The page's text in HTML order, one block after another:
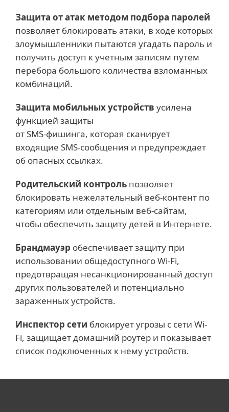
Защита от атак методом подбора паролей
позволяет блокировать атаки, в ходе которых
злоумышленники пытаются угадать пароль и
получить доступ к учетным записям путем
перебора большого количества взломанных
комбинаций.
Защита мобильных устройств усилена
функцией защиты
от SMS-фишинга, которая сканирует
входящие SMS-сообщения и предупреждает
об опасных ссылках.
Родительский контроль позволяет
блокировать нежелательный веб-контент по
категориям или отдельным веб-сайтам,
чтобы обеспечить защиту детей в Интернете.
Брандмауэр обеспечивает защиту при
использовании общедоступного Wi-Fi,
предотвращая несанкционированный доступ
других пользователей и потенциально
зараженных устройств.
Инспектор сети блокирует угрозы с сети Wi-
Fi, защищает домашний роутер и показывает
список подключенных к нему устройств.